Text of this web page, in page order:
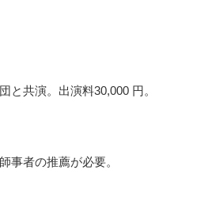
と共演。出演料30,000 円。
事者の推薦が必要。